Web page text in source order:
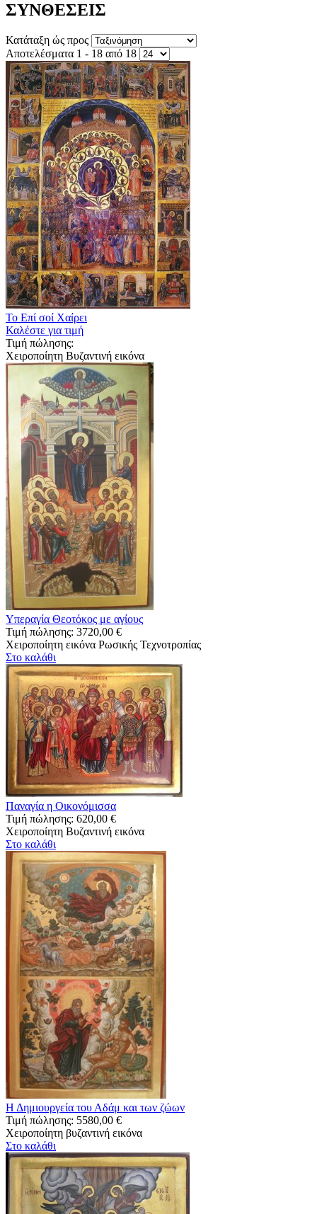
ΣΥΝΘΕΣΕΙΣ
Κατάταξη ώς προς
Αποτελέσματα 1 - 18 από 18
Το Επί σοί Χαίρει
Καλέστε για τιμή
Τιμή πώλησης:
Χειροποίητη Βυζαντινή εικόνα
Υπεραγία Θεοτόκος με αγίους
Τιμή πώλησης: 3720,00 €
Χειροποίητη εικόνα Ρωσικής Τεχνοτροπίας
Στο καλάθι
Παναγία η Οικονόμισσα
Τιμή πώλησης: 620,00 €
Χειροποίητη Βυζαντινή εικόνα
Στο καλάθι
Η Δημιουργεία του Αδάμ και των ζώων
Τιμή πώλησης: 5580,00 €
Χειροποίητη βυζαντινή εικόνα
Στο καλάθι